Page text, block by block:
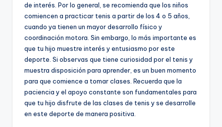
de interés. Por lo general, se recomienda que los niños
comiencen a practicar tenis a partir de los 4 o 5 años,
cuando ya tienen un mayor desarrollo físico y
coordinación motora. Sin embargo, lo más importante es
que tu hijo muestre interés y entusiasmo por este
deporte. Si observas que tiene curiosidad por el tenis y
muestra disposición para aprender, es un buen momento
para que comience a tomar clases. Recuerda que la
paciencia y el apoyo constante son fundamentales para
que tu hijo disfrute de las clases de tenis y se desarrolle
en este deporte de manera positiva.